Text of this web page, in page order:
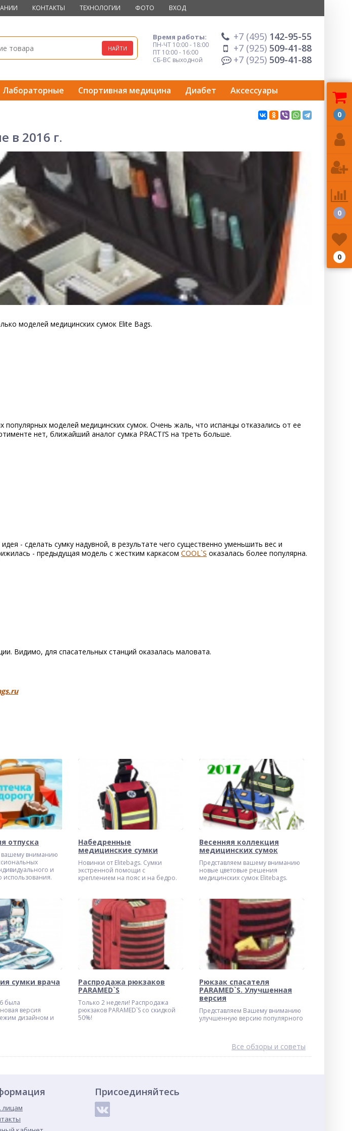
КОНТАКТЫ ТЕХНОЛОГИИ ФОТО ВХОД
Время работы:
ПН-ЧТ 10:00 - 18:00
ПТ 10:00 - 16:00
СБ-ВС выходной
+7 (495) 142-95-55
+7 (925) 509-41-88
+7 (925) 509-41-88
Лабораторные Спортивная медицина Диабет Аксессуары
в 2016 г.
моделей медицинских сумок Elite Bags.
моделей медицинских сумок. Очень жаль, что испанцы отказались от ее
нет, ближайший аналог сумка PRACTI’S на треть больше.
- сделать сумку надувной, в результате чего существенно уменьшить вес и
- предыдущая модель с жестким каркасом COOL`S оказалась более популярна.
Видимо, для спасательных станций оказалась маловата.
отпуска
вашему вниманию
и
использования.
Набедренные
медицинские сумки
Новинки от Elitebags. Сумки
экстренной помощи с
креплением на пояс и на бедро.
Весенняя коллекция
медицинских сумок
Представляем вашему вниманию
новые цветовые решения
медицинских сумок Elitebags.
сумки врача
была
версия
дизайном и
Распродажа рюкзаков
PARAMED`S
Только 2 недели! Распродажа
рюкзаков PARAMED`S со скидкой
50%!
Рюкзак спасателя
PARAMED`S. Улучшенная
версия
Представляем Вашему вниманию
улучшенную версию популярного
Все обзоры и советы
лицам
Присоединяйтесь
0
0
0